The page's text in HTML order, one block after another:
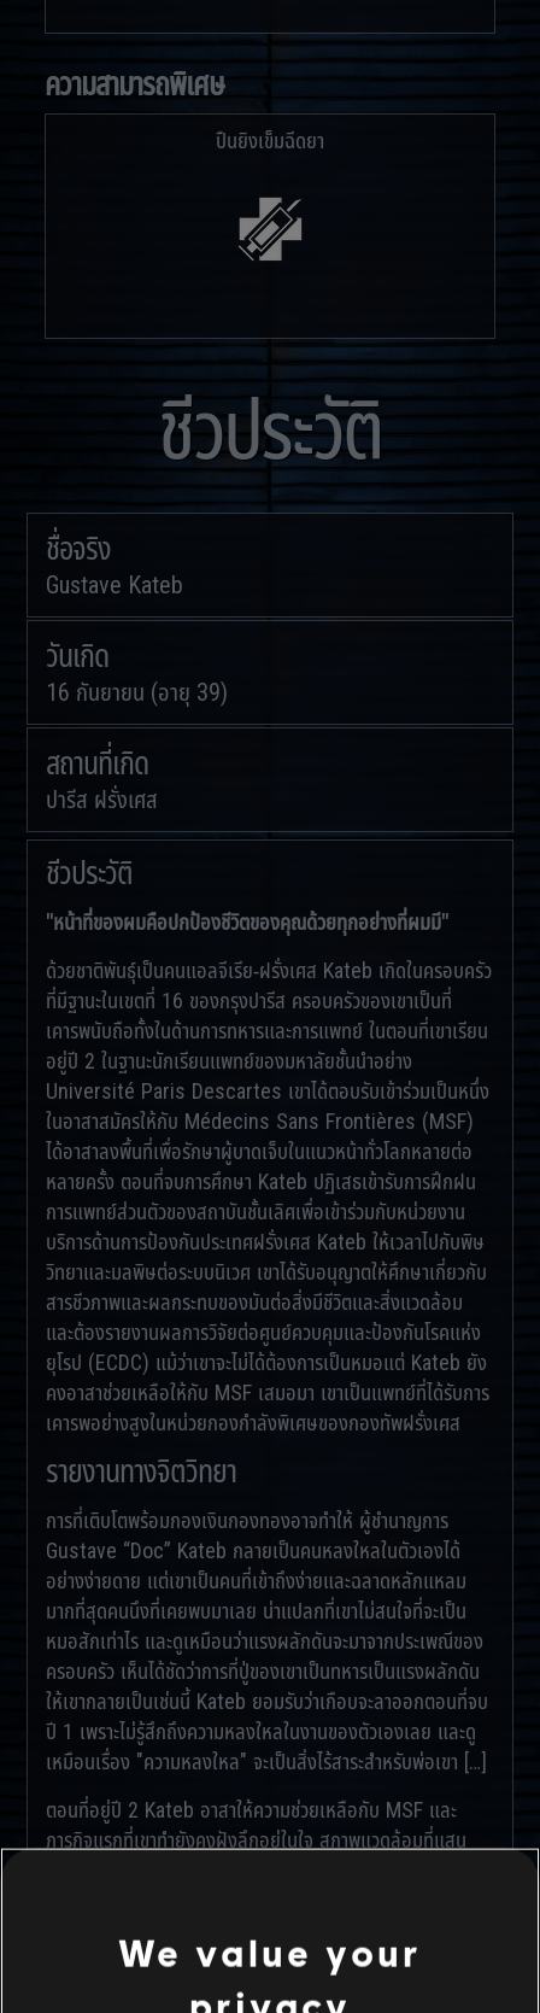
ความสามารถพิเศษ
ปืนยิงเข็มฉีดยา
ชีวประวัติ
ชื่อจริง
Gustave Kateb
วันเกิด
16 กันยายน (อายุ 39)
สถานที่เกิด
ปารีส ฝรั่งเศส
ชีวประวัติ
"หน้าที่ของผมคือปกป้องชีวิตของคุณด้วยทุกอย่างที่ผมมี"
ด้วยชาติพันธุ์เป็นคนแอลจีเรีย-ฝรั่งเศส Kateb เกิดในครอบครัว
ที่มีฐานะในเขตที่ 16 ของกรุงปารีส ครอบครัวของเขาเป็นที่
เคารพนับถือทั้งในด้านการทหารและการแพทย์ ในตอนที่เขาเรียน
อยู่ปี 2 ในฐานะนักเรียนแพทย์ของมหาลัยชั้นนำอย่าง
Université Paris Descartes เขาได้ตอบรับเข้าร่วมเป็นหนึ่ง
ในอาสาสมัครให้กับ Médecins Sans Frontières (MSF)
ได้อาสาลงพื้นที่เพื่อรักษาผู้บาดเจ็บในแนวหน้าทั่วโลกหลายต่อ
หลายครั้ง ตอนที่จบการศึกษา Kateb ปฏิเสธเข้ารับการฝึกฝน
การแพทย์ส่วนตัวของสถาบันชั้นเลิศเพื่อเข้าร่วมกับหน่วยงาน
บริการด้านการป้องกันประเทศฝรั่งเศส Kateb ให้เวลาไปกับพิษ
วิทยาและมลพิษต่อระบบนิเวศ เขาได้รับอนุญาตให้ศึกษาเกี่ยวกับ
สารชีวภาพและผลกระทบของมันต่อสิ่งมีชีวิตและสิ่งแวดล้อม
และต้องรายงานผลการวิจัยต่อศูนย์ควบคุมและป้องกันโรคแห่ง
ยุโรป (ECDC) แม้ว่าเขาจะไม่ได้ต้องการเป็นหมอแต่ Kateb ยัง
คงอาสาช่วยเหลือให้กับ MSF เสมอมา เขาเป็นแพทย์ที่ได้รับการ
เคารพอย่างสูงในหน่วยกองกำลังพิเศษของกองทัพฝรั่งเศส
รายงานทางจิตวิทยา
การที่เติบโตพร้อมกองเงินกองทองอาจทำให้ ผู้ชำนาญการ
Gustave “Doc” Kateb กลายเป็นคนหลงใหลในตัวเองได้
อย่างง่ายดาย แต่เขาเป็นคนที่เข้าถึงง่ายและฉลาดหลักแหลม
มากที่สุดคนนึงที่เคยพบมาเลย น่าแปลกที่เขาไม่สนใจที่จะเป็น
หมอสักเท่าไร และดูเหมือนว่าแรงผลักดันจะมาจากประเพณีของ
ครอบครัว เห็นได้ชัดว่าการที่ปู่ของเขาเป็นทหารเป็นแรงผลักดัน
ให้เขากลายเป็นเช่นนี้ Kateb ยอมรับว่าเกือบจะลาออกตอนที่จบ
ปี 1 เพราะไม่รู้สึกถึงความหลงใหลในงานของตัวเองเลย และดู
เหมือนเรื่อง "ความหลงใหล" จะเป็นสิ่งไร้สาระสำหรับพ่อเขา […]
ตอนที่อยู่ปี 2 Kateb อาสาให้ความช่วยเหลือกับ MSF และ
ภารกิจแรกที่เขาทำยังคงฝังลึกอยู่ในใจ สภาพแวดล้อมที่แสน
นั่นคือตอนที่เขาค้นพบความหลงใหลในที่สุด […]การที่เขาได้พบ
กับคนที่ไม่มีอะไรจะเสีย ทำให้เขารู้สึกอับอาย ที่น่าสนใจคือเขา
อธิบายถึงความอับอายว่าเป็นเช่นเดียวกับชีวิตที่ยังเหลืออยู่ของ
We value your